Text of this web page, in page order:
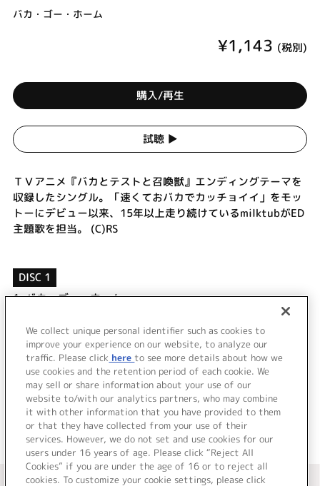
バカ・ゴー・ホーム
¥1,143 (税別)
購入/再生
試聴 ▶︎
ＴＶアニメ『バカとテストと召喚獣』エンディングテーマを
収録したシングル。「速くておバカでカッチョイイ」をモッ
トーにデビュー以来、15年以上走り続けているmilktubがED
主題歌を担当。 (C)RS
DISC 1
1.バカ・ゴー・ホーム
バカ・ゴー・ホーム (Instrumental)
バカバッカロックンロール (Instrumental)
＜ BACK
＜ カタログサイト トップページへ
We collect unique personal identifier such as cookies to
improve your experience on our website, to analyze our
traffic. Please click here to see more details about how we
use cookies and the retention period of each cookie. We
may sell or share information about your use of our
website to/with our analytics partners, who may combine
it with other information that you have provided to them
or that they have collected from your use of their
services. However, we do not set and use cookies for our
users under 16 years of age. Please click “Reject All
Cookies” if you are under the age of 16 or to reject all
cookies. To customize your cookie settings, please click